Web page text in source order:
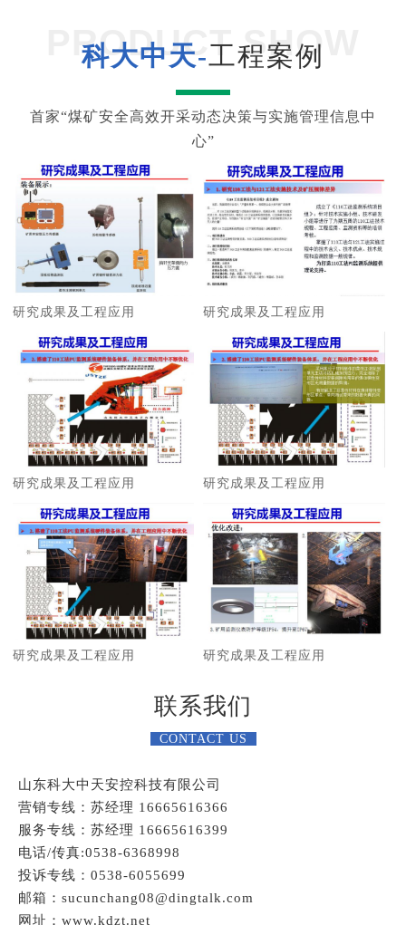
PRODUCT SHOW
科大中天-工程案例
首家“煤矿安全高效开采动态决策与实施管理信息中
心”
研究成果及工程应用 研究成果及工程应用
研究成果及工程应用 研究成果及工程应用
研究成果及工程应用 研究成果及工程应用
联系我们
CONTACT US
山东科大中天安控科技有限公司
营销专线：苏经理 16665616366
服务专线：苏经理 16665616399
电话/传真:0538-6368998
投诉专线：0538-6055699
邮箱：sucunchang08@dingtalk.com
网址：www.kdzt.net